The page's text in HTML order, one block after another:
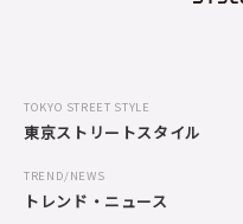
TOKYO STREET STYLE
東京ストリートスタイル
TREND/NEWS
トレンド・ニュース